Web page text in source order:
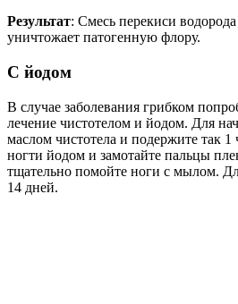
Результат: Смесь перекиси
уничтожает патогенную флору.
С йодом
В случае заболевания грибком
лечение чистотелом и йодом. Для
маслом чистотела и подержите так 1
ногти йодом и замотайте пальцы
тщательно помойте ноги с мылом.
14 дней.